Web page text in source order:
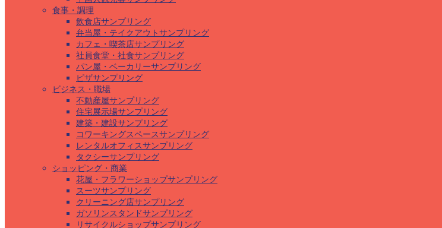
食事・調理
飲食店サンプリング
弁当屋・テイクアウトサンプリング
カフェ・喫茶店サンプリング
社員食堂・社食サンプリング
パン屋・ベーカリーサンプリング
ピザサンプリング
ビジネス・職場
不動産屋サンプリング
住宅展示場サンプリング
建築・建設サンプリング
コワーキングスペースサンプリング
レンタルオフィスサンプリング
タクシーサンプリング
ショッピング・商業
花屋・フラワーショップサンプリング
スーツサンプリング
クリーニング店サンプリング
ガソリンスタンドサンプリング
リサイクルショップサンプリング